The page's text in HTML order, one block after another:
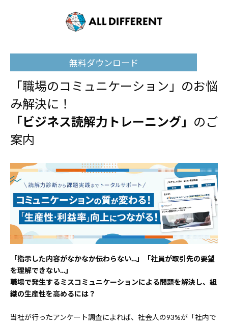
無料ダウンロード
「職場のコミュニケーション」のお悩
み解決に！
「ビジネス読解力トレーニング」 のご
案内
「指示した内容がなかなか伝わらない…」「社員が取引先の要望
を理解できない…」
職場で発生するミスコミュニケーションによる問題を解決し、組
織の生産性を高めるには？
当社が行ったアンケート調査によれば、社会人の93%が「社内で